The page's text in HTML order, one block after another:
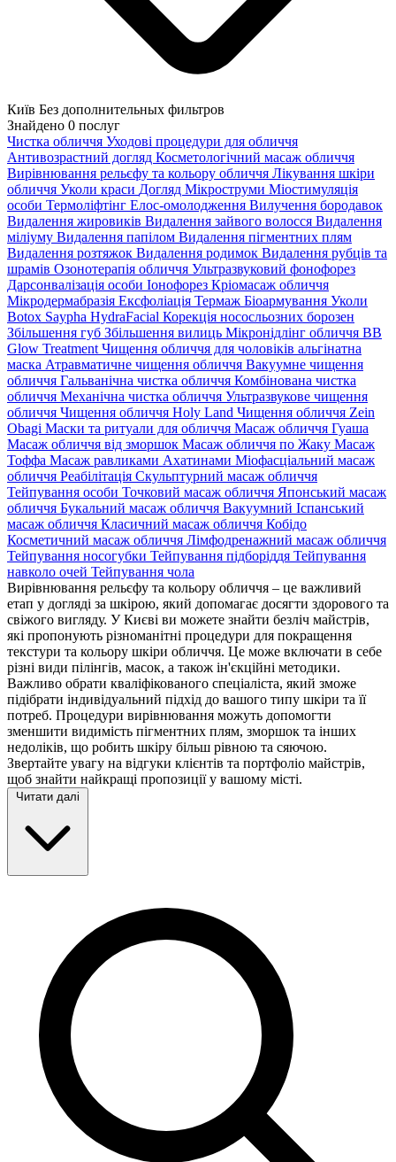
Київ Без дополнительных фильтров
Знайдено 0 послуг
Чистка обличчя Уходові процедури для обличчя
Антивозрастний догляд Косметологічний масаж обличчя
Вирівнювання рельєфу та кольору обличчя Лікування шкіри
обличчя Уколи краси Догляд Мікроструми Міостимуляція
особи Термоліфтінг Елос-омолодження Вилучення бородавок
Видалення жировиків Видалення зайвого волосся Видалення
міліуму Видалення папілом Видалення пігментних плям
Видалення розтяжок Видалення родимок Видалення рубців та
шрамів Озонотерапія обличчя Ультразвуковий фонофорез
Дарсонвалізація особи Іонофорез Кріомасаж обличчя
Мікродермабразія Ексфоліація Термаж Біоармування Уколи
Botox Saypha HydraFacial Корекція нососльозних борозен
Збільшення губ Збільшення вилиць Мікронідлінг обличчя BB
Glow Treatment Чищення обличчя для чоловіків альгінатна
маска Атравматичне чищення обличчя Вакуумне чищення
обличчя Гальванічна чистка обличчя Комбінована чистка
обличчя Механічна чистка обличчя Ультразвукове чищення
обличчя Чищення обличчя Holy Land Чищення обличчя Zein
Obagi Маски та ритуали для обличчя Масаж обличчя Гуаша
Масаж обличчя від зморшок Масаж обличчя по Жаку Масаж
Тоффа Масаж равликами Ахатинами Міофасціальний масаж
обличчя Реабілітація Скульптурний масаж обличчя
Тейпування особи Точковий масаж обличчя Японський масаж
обличчя Букальний масаж обличчя Вакуумний Іспанський
масаж обличчя Класичний масаж обличчя Кобідо
Косметичний масаж обличчя Лімфодренажний масаж обличчя
Тейпування носогубки Тейпування підборіддя Тейпування
навколо очей Тейпування чола
Вирівнювання рельєфу та кольору обличчя – це важливий
етап у догляді за шкірою, який допомагає досягти здорового та
свіжого вигляду. У Києві ви можете знайти безліч майстрів,
які пропонують різноманітні процедури для покращення
текстури та кольору шкіри обличчя. Це може включати в себе
різні види пілінгів, масок, а також ін'єкційні методики.
Важливо обрати кваліфікованого спеціаліста, який зможе
підібрати індивідуальний підхід до вашого типу шкіри та її
потреб. Процедури вирівнювання можуть допомогти
зменшити видимість пігментних плям, зморшок та інших
недоліків, що робить шкіру більш рівною та сяючою.
Звертайте увагу на відгуки клієнтів та портфоліо майстрів,
щоб знайти найкращі пропозиції у вашому місті.
Читати далі